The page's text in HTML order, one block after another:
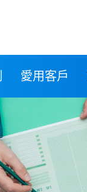
愛用客戶